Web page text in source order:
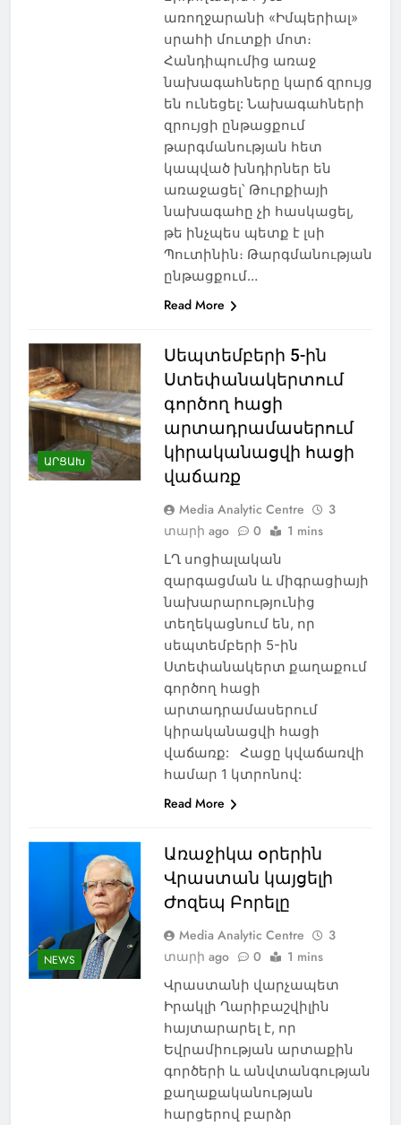
առողջարանի «Իմպերիալ»
սրահի մուտքի մոտ։
Հանդիպումից առաջ
նախագահները կարճ զրույց
են ունեցել: Նախագահների
զրույցի ընթացքում
թարգմանության հետ
կապված խնդիրներ են
առաջացել՝ Թուրքիայի
նախագահը չի հասկացել,
թե ինչպես պետք է լսի
Պուտինին։ Թարգմանության
ընթացքում…
Read More
ԱՐՑԱԽ
Սեպտեմբերի 5-ին
Ստեփանակերտում
գործող հացի
արտադրամասերում
կիրականացվի հացի
վաճառք
Media Analytic Centre
3
տարի ago
0 1 mins
ԼՂ սոցիալական
զարգացման և միգրացիայի
նախարարությունից
տեղեկացնում են, որ
սեպտեմբերի 5-ին
Ստեփանակերտ քաղաքում
գործող հացի
արտադրամասերում
կիրականացվի հացի
վաճառք: Հացը կվաճառվի
համար 1 կտրոնով:
Read More
NEWS
Առաջիկա օրերին
Վրաստան կայցելի
Ժոզեպ Բորելը
Media Analytic Centre
3
տարի ago
0 1 mins
Վրաստանի վարչապետ
Իրակլի Ղարիբաշվիլին
հայտարարել է, որ
Եվրամիության արտաքին
գործերի և անվտանգության
քաղաքականության
հարցերով բարձր